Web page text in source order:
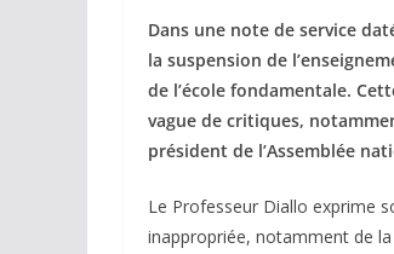
Dans une note de service
la suspension de
de l’école fondamentale.
vague de critiques,
président de l’Assemblée
Le Professeur Diallo exprime
inappropriée, notamment de